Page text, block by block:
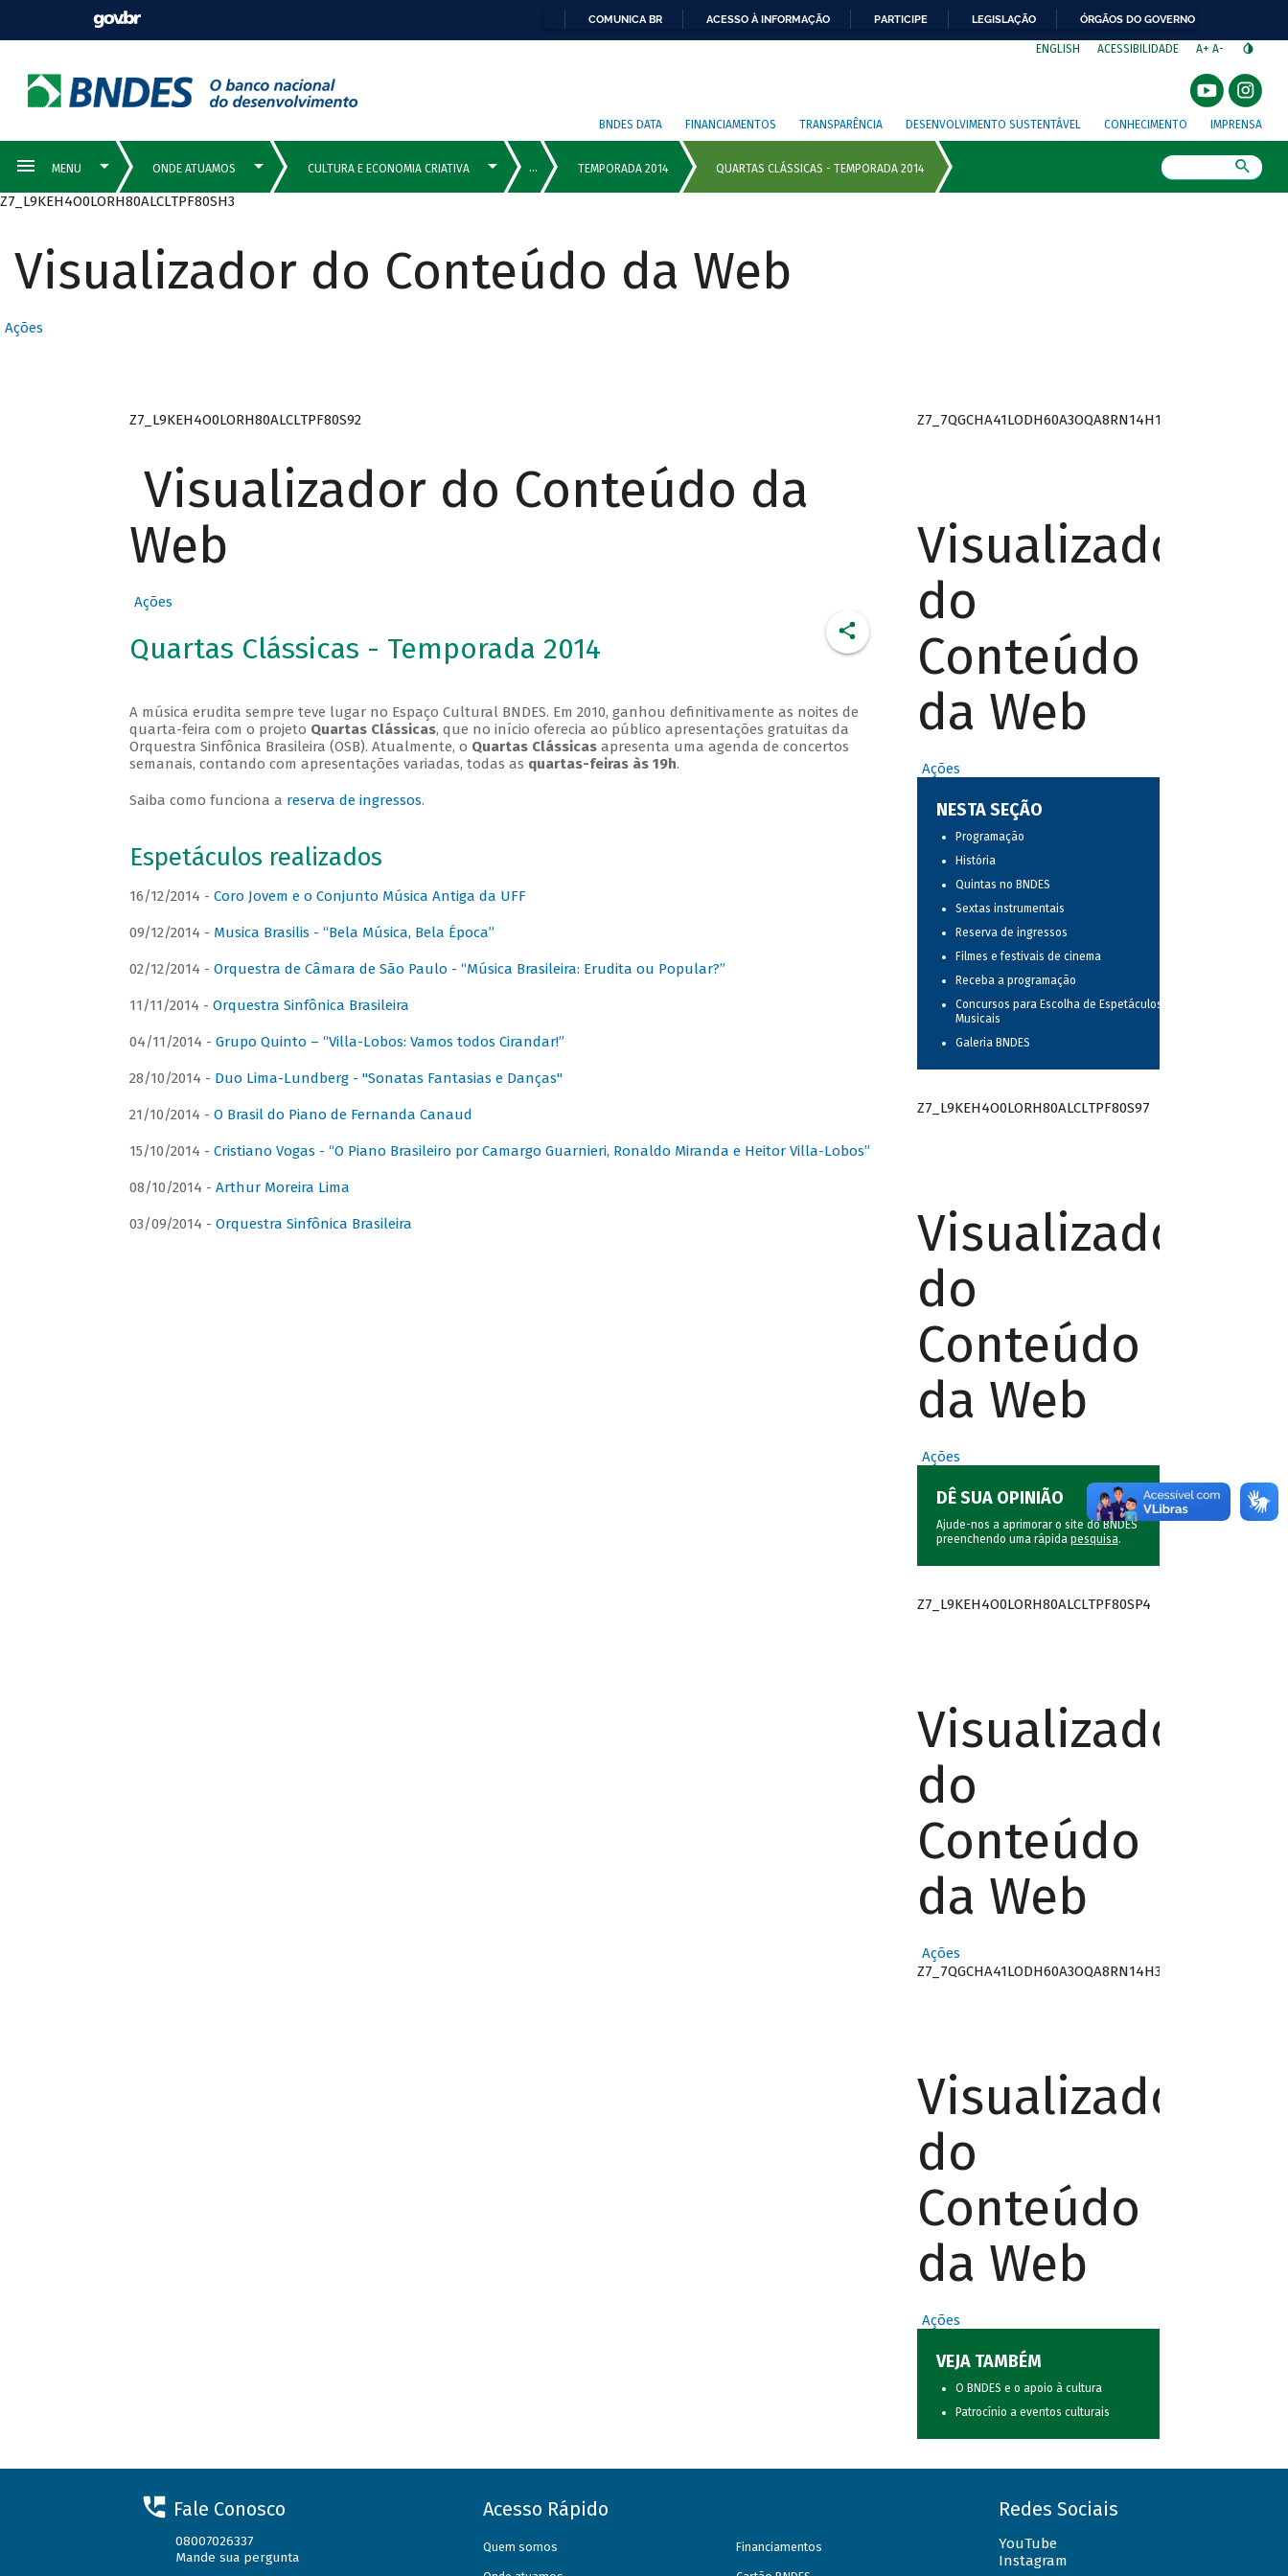
COMUNICA BR ACESSO À INFORMAÇÃO PARTICIPE LEGISLAÇÃO ÓRGÃOS DO GOVERNO
ENGLISH ACESSIBILIDADE A+ A-
BNDES DATA FINANCIAMENTOS TRANSPARÊNCIA DESENVOLVIMENTO SUSTENTÁVEL CONHECIMENTO IMPRENSA
Z7_L9KEH4O0LORH80ALCLTPF80SH3
Visualizador do Conteúdo da Web
Ações
Z7_L9KEH4O0LORH80ALCLTPF80S92
Visualizador do Conteúdo da
Web
Ações
Quartas Clássicas - Temporada 2014
A música erudita sempre teve lugar no Espaço Cultural BNDES. Em 2010, ganhou definitivamente as noites de
quarta-feira com o projeto Quartas Clássicas, que no início oferecia ao público apresentações gratuitas da
Orquestra Sinfônica Brasileira (OSB). Atualmente, o Quartas Clássicasapresenta uma agenda de concertos
semanais, contando com apresentações variadas, todas as quartas-feiras às 19h.
Saiba como funciona a reserva de ingressos.
Espetáculos realizados
16/12/2014 - Coro Jovem e o Conjunto Música Antiga da UFF
09/12/2014 - Musica Brasilis - “Bela Música, Bela Época”
02/12/2014 - Orquestra de Câmara de São Paulo - “Música Brasileira: Erudita ou Popular?”
11/11/2014 - Orquestra Sinfônica Brasileira
04/11/2014 - Grupo Quinto – “Villa-Lobos: Vamos todos Cirandar!”
28/10/2014 - Duo Lima-Lundberg - "Sonatas Fantasias e Danças"
21/10/2014 - O Brasil do Piano de Fernanda Canaud
15/10/2014 - Cristiano Vogas - “O Piano Brasileiro por Camargo Guarnieri, Ronaldo Miranda e Heitor Villa-Lobos”
08/10/2014 - Arthur Moreira Lima
03/09/2014 - Orquestra Sinfônica Brasileira
Z7_7QGCHA41LODH60A3OQA8RN14H1
Visualizador
do
Conteúdo
da Web
Ações
NESTA SEÇÃO
Programação
História
Quintas no BNDES
Sextas instrumentais
Reserva de ingressos
Filmes e festivais de cinema
Receba a programação
Concursos para Escolha de Espetáculos
Musicais
Galeria BNDES
Z7_L9KEH4O0LORH80ALCLTPF80S97
Visualizador
do
Conteúdo
da Web
Ações
DÊ SUA OPINIÃO
Ajude-nos a aprimorar o site do BNDES
preenchendo uma rápida pesquisa.
Z7_L9KEH4O0LORH80ALCLTPF80SP4
Visualizador
do
Conteúdo
da Web
Ações
Z7_7QGCHA41LODH60A3OQA8RN14H3
Visualizador
do
Conteúdo
da Web
Ações
VEJA TAMBÉM
O BNDES e o apoio à cultura
Patrocínio a eventos culturais
Fale Conosco
08007026337
Mande sua pergunta
Acesso Rápido
Quem somos Financiamentos
Redes Sociais
YouTube
Instagram